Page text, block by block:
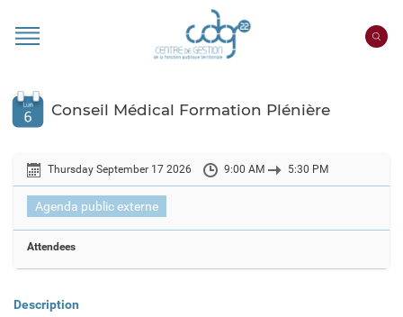
CDG
Conseil Médical Formation Plénière
Thursday September 17 2026 9:00 AM 5:30 PM
Agenda public externe
Attendees
Description